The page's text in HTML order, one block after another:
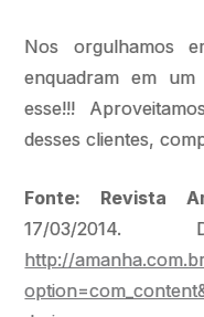
Nos orgulhamos
enquadram em
esse!!!
desses clientes,
Fonte: Revista
17/03/
http://